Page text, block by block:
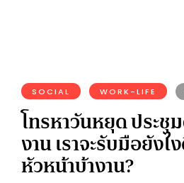
SOCIAL WORK-LIFE
โทรหาวันหยุด ประชุ
งาน เราจะรับมือยังไ
หัวหน้าบ้างาน?